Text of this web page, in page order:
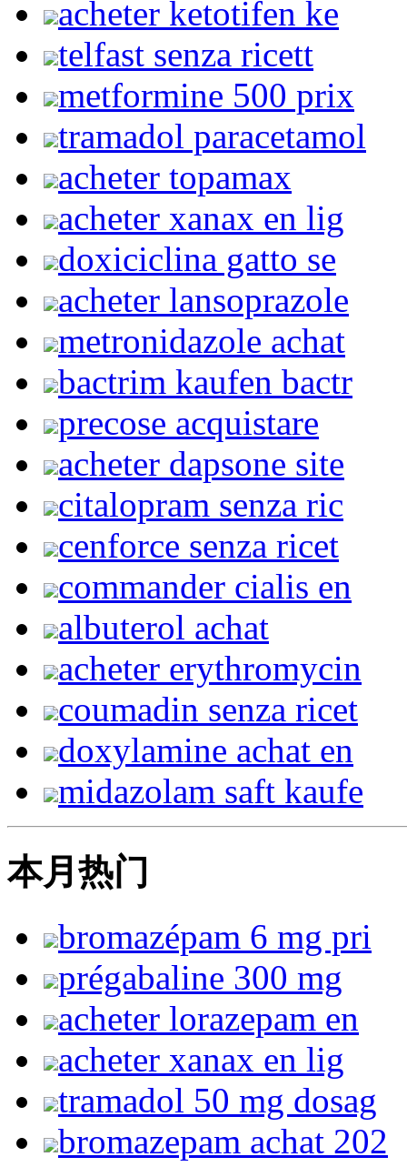
acheter ketotifen ke
telfast senza ricett
metformine 500 prix
tramadol paracetamol
acheter topamax
acheter xanax en lig
doxiciclina gatto se
acheter lansoprazole
metronidazole achat
bactrim kaufen bactr
precose acquistare
acheter dapsone site
citalopram senza ric
cenforce senza ricet
commander cialis en
albuterol achat
acheter erythromycin
coumadin senza ricet
doxylamine achat en
midazolam saft kaufe
本月热门
bromazépam 6 mg pri
prégabaline 300 mg
acheter lorazepam en
acheter xanax en lig
tramadol 50 mg dosag
bromazepam achat 202